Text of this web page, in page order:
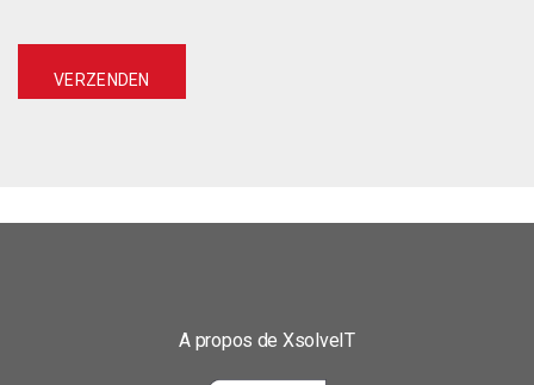
A propos de XsolveIT